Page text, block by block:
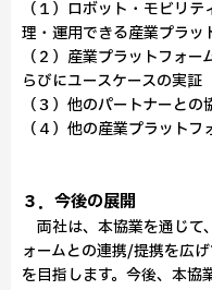
（１）ロボット・モビリ
理・運用できる産業プラッ
（２）産業プラットフォ
らびにユースケースの実証
（３）他のパートナーと
（４）他の産業プラット
３．今後の展開
両社は、本協業を通じて
ォームとの連携/提携を広
を目指します。今後、本協